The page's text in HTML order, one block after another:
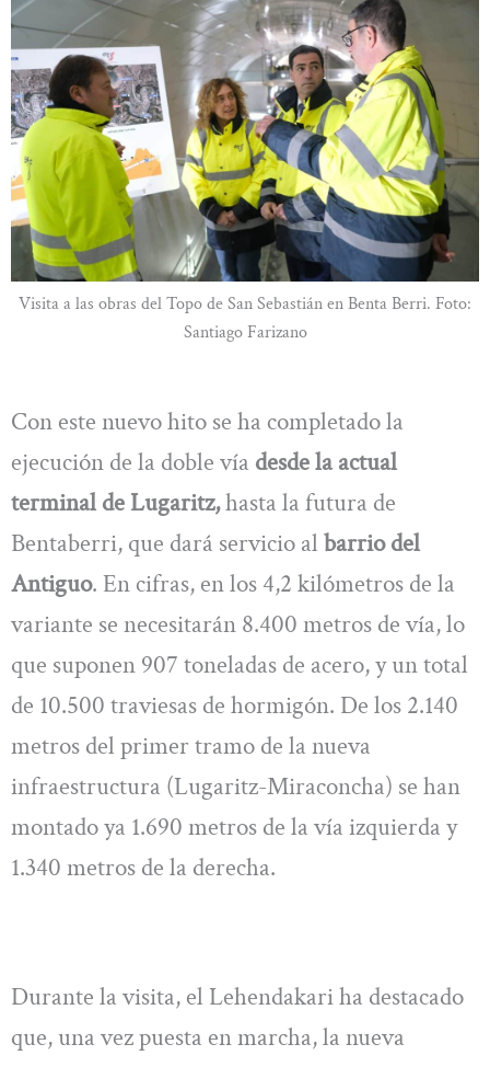
Visita a las obras del Topo de San Sebastián en Benta Berri. Foto:
Santiago Farizano
Con este nuevo hito se ha completado la
ejecución de la doble vía desde la actual
terminal de Lugaritz,hasta la futura de
Bentaberri, que dará servicio al barrio del
Antiguo. En cifras, en los 4,2 kilómetros de la
variante se necesitarán 8.400 metros de vía, lo
que suponen 907 toneladas de acero, y un total
de 10.500 traviesas de hormigón. De los 2.140
metros del primer tramo de la nueva
infraestructura (Lugaritz-Miraconcha) se han
montado ya 1.690 metros de la vía izquierda y
1.340 metros de la derecha.
Durante la visita, el Lehendakari ha destacado
que, una vez puesta en marcha, la nueva